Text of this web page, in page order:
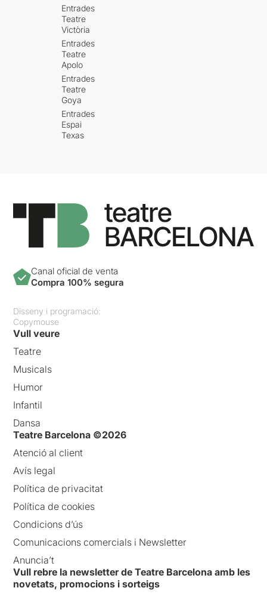
Entrades
Teatre
Victòria
Entrades
Teatre
Apolo
Entrades
Teatre
Goya
Entrades
Espai
Texas
Canal oficial de venta
Compra 100% segura
Disseny i programació:
Copymouse
Vull veure
Teatre
Musicals
Humor
Infantil
Dansa
Teatre Barcelona ©2026
Atenció al client
Avís legal
Política de privacitat
Política de cookies
Condicions d’ús
Comunicacions comercials i Newsletter
Anuncia’t
Vull rebre la newsletter de Teatre Barcelona amb les
novetats, promocions i sorteigs